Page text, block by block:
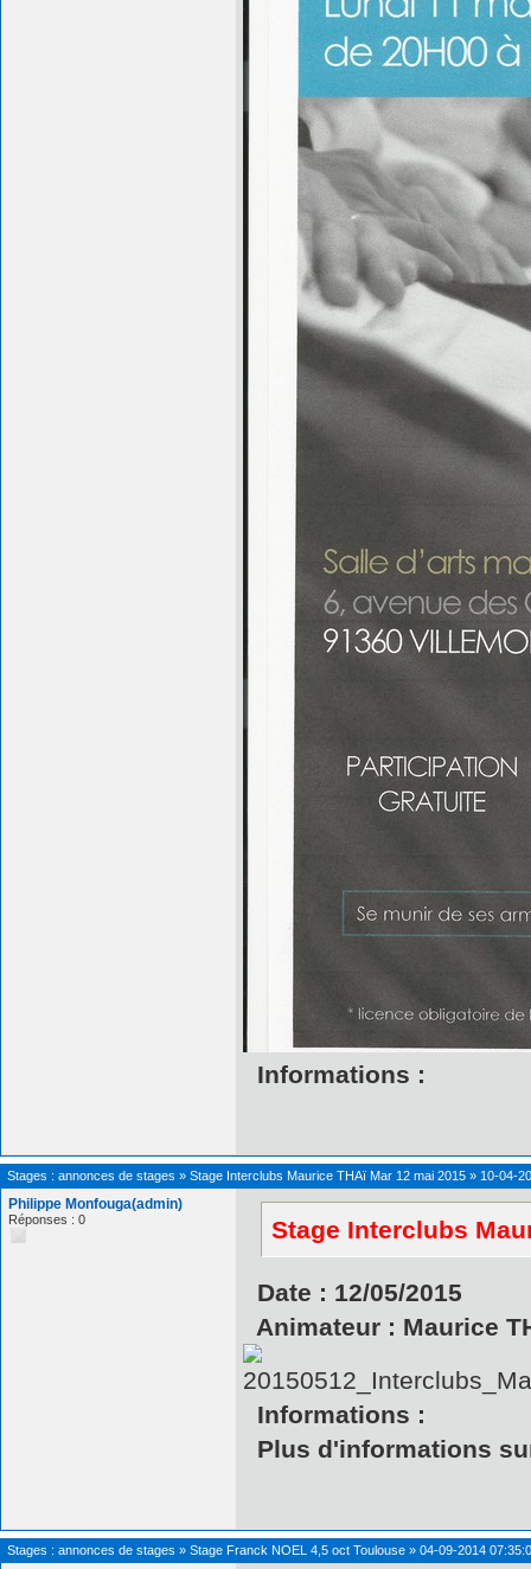
Informations :
Stages : annonces de stages » Stage Interclubs Maurice THAï Mar 12 mai 2015 » 10-04-
Philippe Monfouga(admin)
Réponses : 0 Stage Interclubs
Date : 12/05/2015
Animateur : Maurice
Informations :
Plus d'informations
Stages : annonces de stages » Stage Franck NOEL 4,5 oct Toulouse » 04-09-2014